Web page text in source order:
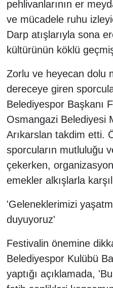
pehlivanlarının er
ve mücadele ruhu
Darp atışlarıyla sona
kültürünün köklü
Zorlu ve heyecan dolu
dereceye giren
Belediyespor Başkanı
Osmangazi Belediyesi
Arıkarslan takdim etti.
sporcuların mutluluğu
çekerken,
emekler alkışlarla
'Geleneklerimizi
duyuyoruz'
Festivalin önemine
Belediyespor Kulübü
yaptığı açıklamada,